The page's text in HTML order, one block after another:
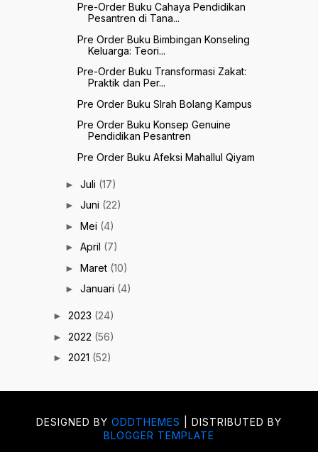
Pre-Order Buku Cahaya Pendidikan
Pesantren di Tana...
Pre Order Buku Bimbingan Konseling
Keluarga: Teori...
Pre-Order Buku Transformasi Zakat:
Praktik dan Per...
Pre Order Buku SIrah Bolang Kampus
Pre Order Buku Konsep Genuine
Pendidikan Pesantren
Pre Order Buku Afeksi Mahallul Qiyam
► Juli (17)
► Juni (22)
► Mei (4)
► April (7)
► Maret (10)
► Januari (4)
► 2023 (24)
► 2022 (56)
► 2021 (52)
DESIGNED BY ODDTHEMES
| DISTRIBUTED BY
BLOGGER TEMPLATE